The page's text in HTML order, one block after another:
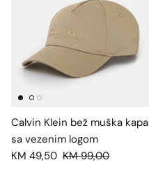
Calvin Klein bež muška kapa
sa vezenim logom
KM 49,50 KM 99,00